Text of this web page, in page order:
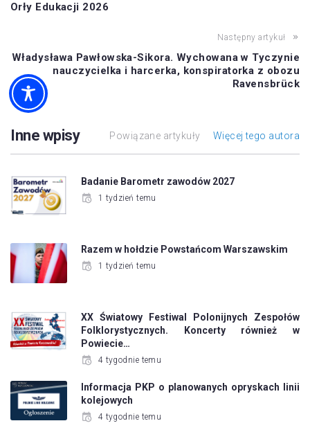
Orły Edukacji 2026
Następny artykuł
Władysława Pawłowska-Sikora. Wychowana w Tyczynie
nauczycielka i harcerka, konspiratorka z obozu
Ravensbrück
Inne wpisy Powiązane artykuły Więcej tego autora
Badanie Barometr zawodów 2027
1 tydzień temu
Razem w hołdzie Powstańcom Warszawskim
1 tydzień temu
XX Światowy Festiwal Polonijnych Zespołów
Folklorystycznych. Koncerty również w
Powiecie…
4 tygodnie temu
Informacja PKP o planowanych opryskach linii
kolejowych
4 tygodnie temu